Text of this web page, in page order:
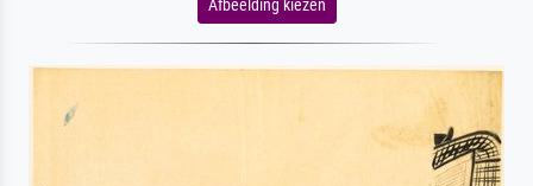
Afbeelding kiezen